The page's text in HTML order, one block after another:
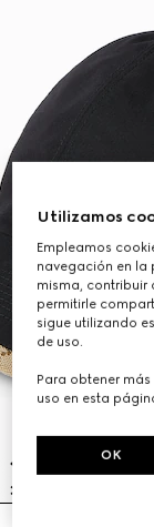
Utilizamos
Empleamos
navegación en la
misma, contribuir
permitirle
sigue utilizando
de uso.
Para obtener
uso en esta
OK